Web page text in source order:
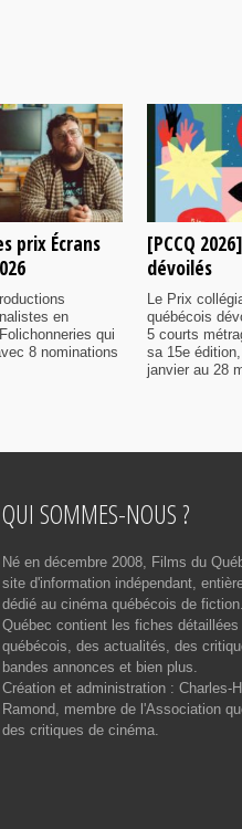
prix Écrans
en
qui
8 nominations
[PCCQ
dévoilés
Le Prix
québécois
5 courts
sa 15e
janvier au 28
QUI SOMMES-NOUS ?
Né en décembre 2008, Films du
site d'information indépendant,
dédié au cinéma québécois de
Québec contient les fiches
québécois, des actualités, des
bandes annonces et bien plus.
Création et administration : Charles-
Ramond, membre de l'Association
des critiques de cinéma.